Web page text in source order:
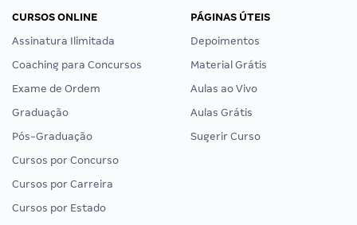
CURSOS ONLINE
Assinatura Ilimitada
Coaching para Concursos
Exame de Ordem
Graduação
Pós-Graduação
Cursos por Concurso
Cursos por Carreira
Cursos por Estado
PÁGINAS ÚTEIS
Depoimentos
Material Grátis
Aulas ao Vivo
Aulas Grátis
Sugerir Curso